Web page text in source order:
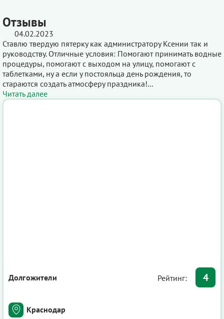
Отзывы
04.02.2023
Ставлю твердую пятерку как администратору Ксении так и
руководству. Отличные условия: Помогают принимать водные
процедуры, помогают с выходом на улицу, помогают с
таблетками, ну а если у постояльца день рождения, то
стараются создать атмосферу праздника!...
Читать далее
Долгожители Рейтинг: 4
Краснодар